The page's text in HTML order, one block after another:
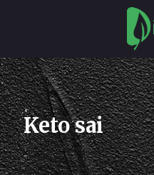
Keto sai